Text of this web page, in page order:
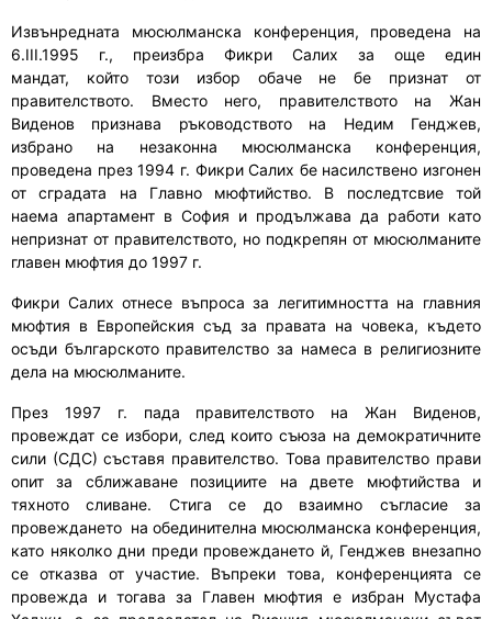
Извънредната мюсюлманска конференция, проведена на
6.III.1995 г., преизбра Фикри Салих за още един
мандат, койтотози избор обаченебе признат от
правителството. Вместо него, правителството на Жан
Виденов признава ръководството на Недим Генджев,
избрано на незаконна мюсюлманска конференция,
проведена през 1994 г. Фикри Салих бе насилствено изгонен
от сградата на Главно мюфтийство. В последтсвие той
наема апартамент в София и продължава да работи като
непризнат от правителството, но подкрепян от мюсюлманите
главен мюфтия до 1997 г.
Фикри Салих отнесе въпроса за легитимността на главния
мюфтия в Европейския съд за правата на човека, където
осъди българското правителство за намеса в религиозните
дела на мюсюлманите.
През 1997 г. пада правителството на Жан Виденов,
провеждат се избори, след които съюза на демократичните
сили (СДС) съставя правителство. Това правителство прави
опит за сближаване позициите на двете мюфтийства и
тяхното сливане. Стига се до взаимно съгласие за
провеждането на обединителна мюсюлманска конференция,
като няколко дни преди провеждането й, Генджев внезапно
се отказва от участие. Въпреки това, конференцията се
провежда и тогава за Главен мюфтия е избран Мустафа